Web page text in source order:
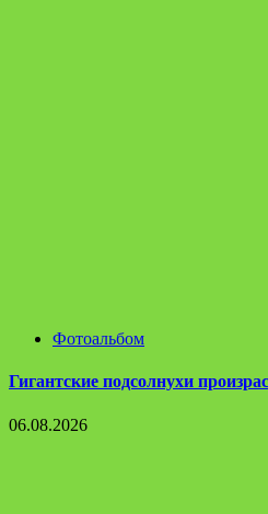
Фотоальбом
Гигантские подсолнухи
06.08.2026